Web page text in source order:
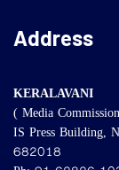
Address
KERALAVANI
( Media
IS Press Building,
682018